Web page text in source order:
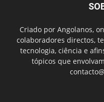
Criado por Angolanos,
colaboradores directos,
tecnologia, ciência e
tópicos que